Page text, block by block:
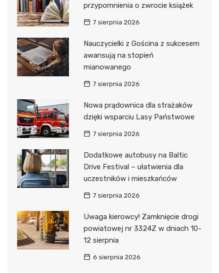
przypomnienia o zwrocie książek
7 sierpnia 2026
Nauczycielki z Gościna z sukcesem
awansują na stopień
mianowanego
7 sierpnia 2026
Nowa prądownica dla strażaków
dzięki wsparciu Lasy Państwowe
7 sierpnia 2026
Dodatkowe autobusy na Baltic
Drive Festival – ułatwienia dla
uczestników i mieszkańców
7 sierpnia 2026
Uwaga kierowcy! Zamknięcie drogi
powiatowej nr 3324Z w dniach 10-
12 sierpnia
6 sierpnia 2026